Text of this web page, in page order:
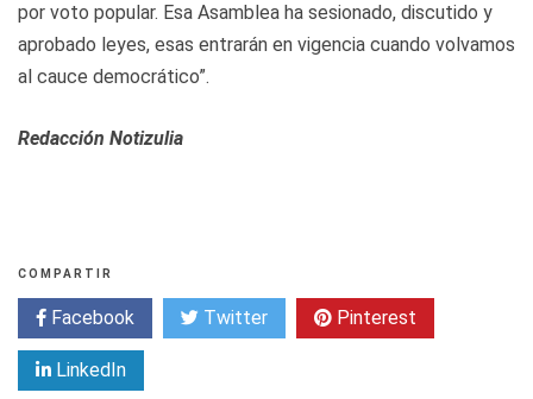
por voto popular. Esa Asamblea ha sesionado, discutido y
aprobado leyes, esas entrarán en vigencia cuando volvamos
al cauce democrático”.
Redacción Notizulia
COMPARTIR
Facebook Twitter Pinterest
LinkedIn